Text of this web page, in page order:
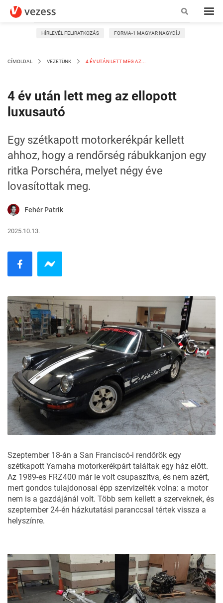
HÍRLEVÉL FELIRATKOZÁS FORMA-1 MAGYAR NAGYDÍJ
CÍMOLDAL VEZETÜNK 4 ÉV UTÁN LETT MEG AZ...
4 év után lett meg az ellopott
luxusautó
Egy szétkapott motorkerékpár kellett
ahhoz, hogy a rendőrség rábukkanjon egy
ritka Porschéra, melyet négy éve
lovasítottak meg.
Fehér Patrik
2025.10.13.
Szeptember 18-án a San Franciscó-i rendőrök egy
szétkapott Yamaha motorkerékpárt találtak egy ház előtt.
Az 1989-es FRZ400 már le volt csupaszítva, és nem azért,
mert gondos tulajdonosai épp szervizelték volna: a motor
nem is a gazdájánál volt. Több sem kellett a szerveknek, és
szeptember 24-én házkutatási paranccsal tértek vissza a
helyszínre.